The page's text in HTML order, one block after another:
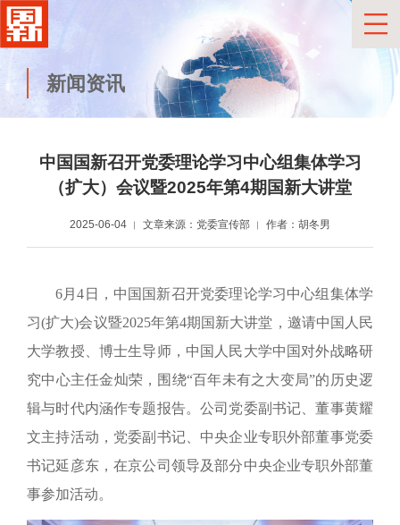
新闻资讯
中国国新召开党委理论学习中心组集体学习
（扩大）会议暨2025年第4期国新大讲堂
2025-06-04 文章来源：党委宣传部 作者：胡冬男
6月4日，中国国新召开党委理论学习中心组集体学
习(扩大)会议暨2025年第4期国新大讲堂 ，邀请中国人民
大学教授、博士生导师，中国人民大学中国对外战略研
究中心主任金灿荣 ，围绕“百年未有之大变局”的 历史逻
辑与时代内涵作专题报告。公司党委副书记、董事黄耀
文主持活动 ，党委副书记、中央企业专职外部董事党委
书记延彦东，在京公司领导及部分中央企业专职外部董
事参加活动。